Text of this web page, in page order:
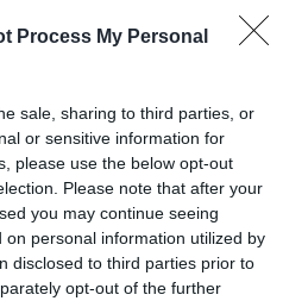
Process My Personal
sale, sharing to third parties, or
or sensitive information for
please use the below opt-out
Please note that after your
you may continue seeing
on personal information utilized by
disclosed to third parties prior to
opt-out of the further
Μάλιστα έχει
η ετήσια έκθεση των
ακτινοβολία
απ’ ό,τι των
όμως μόλις το
αναφέρουν ότι τα
πάντοτε γυαλιά
παραδέχονται ότι